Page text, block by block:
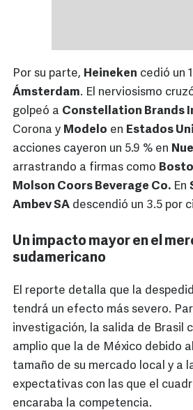
Por su parte, Heineken cedió un
Ámsterdam. El nerviosismo
golpeó a Constellation Brands
Corona y Modelo en Estados
acciones cayeron un 5.9 % en
arrastrando a firmas como
Molson Coors Beverage Co. En
Ambev SA descendió un 3.5 por
Un impacto mayor en el
sudamericano
El reporte detalla que la
tendrá un efecto más severo.
investigación, la salida de Brasil
amplio que la de México debido
tamaño de su mercado local y a
expectativas con las que el
encaraba la competencia.